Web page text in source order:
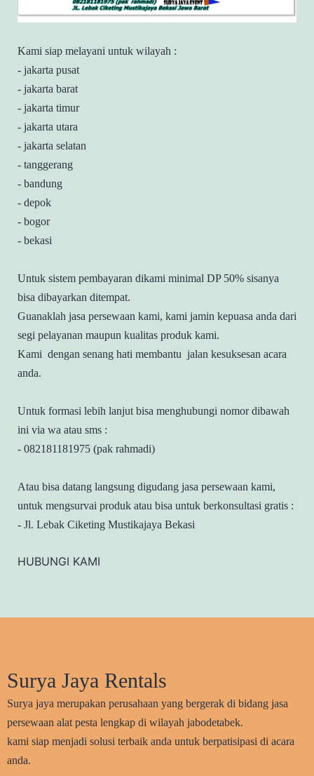
Kami siap melayani untuk wilayah :
- jakarta pusat
- jakarta barat
- jakarta timur
- jakarta utara
- jakarta selatan
- tanggerang
- bandung
- depok
- bogor
- bekasi
Untuk sistem pembayaran dikami minimal DP 50% sisanya
bisa dibayarkan ditempat.
Guanaklah jasa persewaan kami, kami jamin kepuasa anda dari
segi pelayanan maupun kualitas produk kami.
Kami dengan senang hati membantu jalan kesuksesan acara
anda.
Untuk formasi lebih lanjut bisa menghubungi nomor dibawah
ini via wa atau sms :
- 082181181975 (pak rahmadi)
Atau bisa datang langsung digudang jasa persewaan kami,
untuk mengsurvai produk atau bisa untuk berkonsultasi gratis :
- Jl. Lebak Ciketing Mustikajaya Bekasi
HUBUNGI KAMI
Surya Jaya Rentals
Surya jaya merupakan perusahaan yang bergerak di bidang jasa
persewaan alat pesta lengkap di wilayah jabodetabek.
kami siap menjadi solusi terbaik anda untuk berpatisipasi di acara
anda.